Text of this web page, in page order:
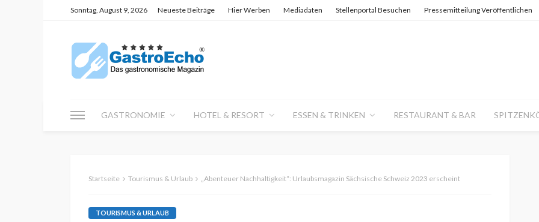
Sonntag, August 9, 2026 Neueste Beiträge Hier Werben Mediadaten Stellenportal Besuchen Pressemitteilung Veröffentlichen
GASTRONOMIE HOTEL & RESORT ESSEN & TRINKEN RESTAURANT & BAR
Startseite Tourismus & Urlaub „Abenteuer Nachhaltigkeit“: Urlaubsmagazin Sächsische Schweiz 2023 erscheint
TOURISMUS & URLAUB